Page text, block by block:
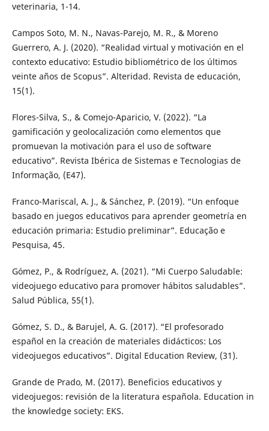
veterinaria, 1-14.
Campos Soto, M. N., Navas-Parejo, M. R., & Moreno
Guerrero, A. J. (2020). “Realidad virtual y motivación en el
contexto educativo: Estudio bibliométrico de los últimos
veinte años de Scopus”. Alteridad. Revista de educación,
15(1).
Flores-Silva, S., & Comejo-Aparicio, V. (2022). “La
gamificación y geolocalización como elementos que
promuevan la motivación para el uso de software
educativo”. Revista Ibérica de Sistemas e Tecnologias de
Informação, (E47).
Franco-Mariscal, A. J., & Sánchez, P. (2019). “Un enfoque
basado en juegos educativos para aprender geometría en
educación primaria: Estudio preliminar”. Educação e
Pesquisa, 45.
Gómez, P., & Rodríguez, A. (2021). “Mi Cuerpo Saludable:
videojuego educativo para promover hábitos saludables”.
Salud Pública, 55(1).
Gómez, S. D., & Barujel, A. G. (2017). “El profesorado
español en la creación de materiales didácticos: Los
videojuegos educativos”. Digital Education Review, (31).
Grande de Prado, M. (2017). Beneficios educativos y
videojuegos: revisión de la literatura española. Education in
the knowledge society: EKS.